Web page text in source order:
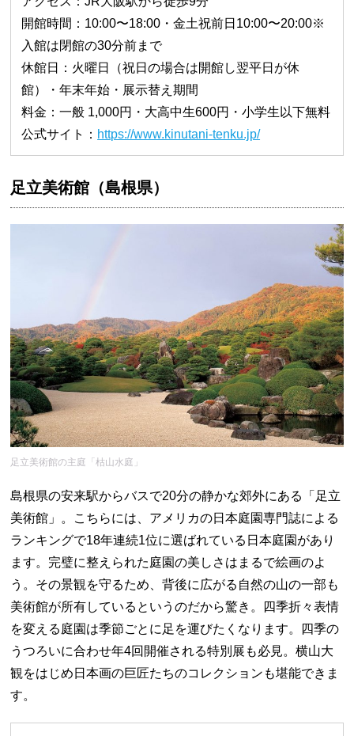
開館時間：10:00〜18:00・金土祝前日10:00〜20:00※
入館は閉館の30分前まで
休館日：火曜日（祝日の場合は開館し翌平日が休
館）・年末年始・展示替え期間
料金：一般 1,000円・大高中生600円・小学生以下無料
公式サイト： https://www.kinutani-tenku.jp/
足立美術館（島根県）
足立美術館の主庭「枯山水庭」
島根県の安来駅からバスで20分の静かな郊外にある「足立
美術館」。こちらには、アメリカの日本庭園専門誌による
ランキングで18年連続1位に選ばれている日本庭園があり
ます。完璧に整えられた庭園の美しさはまるで絵画のよ
う。その景観を守るため、背後に広がる自然の山の一部も
美術館が所有しているというのだから驚き。四季折々表情
を変える庭園は季節ごとに足を運びたくなります。四季の
うつろいに合わせ年4回開催される特別展も必見。横山大
観をはじめ日本画の巨匠たちのコレクションも堪能できま
す。